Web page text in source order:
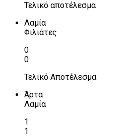
Τελικό αποτέλεσμα
Λαμία
Φιλιάτες
0
0
Τελικό Αποτέλεσμα
Άρτα
Λαμία
1
1